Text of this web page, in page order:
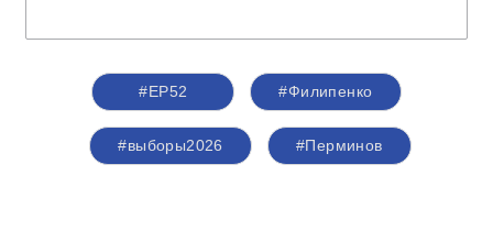
#ЕР52 #Филипенко
#выборы2026 #Перминов